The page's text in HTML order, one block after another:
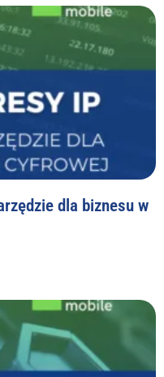
dla biznesu w